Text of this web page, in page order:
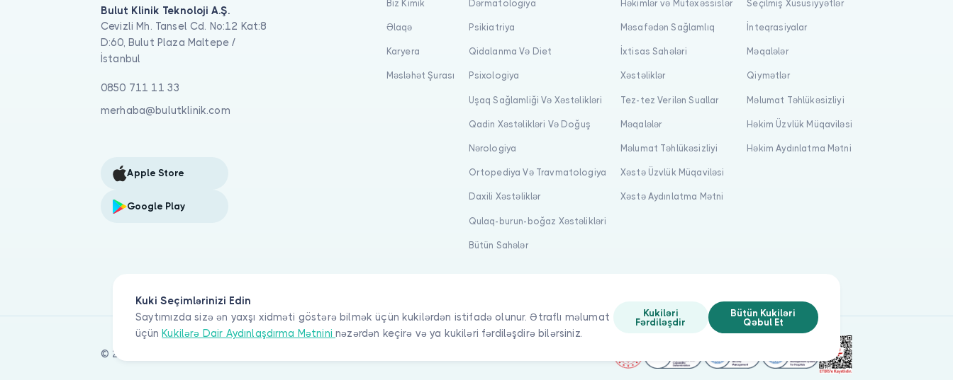
Kuki Seçimlərinizi Edin
Saytımızda sizə ən yaxşı xidməti göstərə bilmək üçün kukilərdən istifadə olunur. Ətraflı məlumat
üçün Kukilərə Dair Aydınlaşdırma Mətnininəzərdən keçirə və ya kukiləri fərdiləşdirə bilərsiniz.
Kukiləri
Fərdiləşdir
Bütün Kukiləri
Qəbul Et
Bulut Klinik Teknoloji A.Ş.
Cevizli Mh. Tansel Cd. No:12 Kat:8
D:60, Bulut Plaza Maltepe /
İstanbul
0850 711 11 33
merhaba@bulutklinik.com
Apple Store
Google Play
Biz Kimik
Əlaqə
Karyera
Məsləhət Şurası
Dərmatologiya
Psikiatriya
Qidalanma Və Diet
Psixologiya
Uşaq Sağlamliği Və Xəstəlikləri
Qadin Xəstəlikləri Və Doğuş
Nərologiya
Ortopediya Və Travmatologiya
Daxili Xəstəliklər
Qulaq-burun-boğaz Xəstəlikləri
Bütün Sahələr
Həkimlər və Mütəxəssislər
Məsafədən Sağlamlıq
İxtisas Sahələri
Xəstəliklər
Tez-tez Verilən Suallar
Məqalələr
Məlumat Təhlükəsizliyi
Xəstə Üzvlük Müqaviləsi
Xəstə Aydınlatma Mətni
Seçilmiş Xüsusiyyətlər
İnteqrasiyalar
Məqalələr
Qiymətlər
Məlumat Təhlükəsizliyi
Həkim Üzvlük Müqaviləsi
Həkim Aydınlatma Mətni
© 2026 Bulut Klinik Teknoloji A.Ş. Bütün hüquqlar qorunur